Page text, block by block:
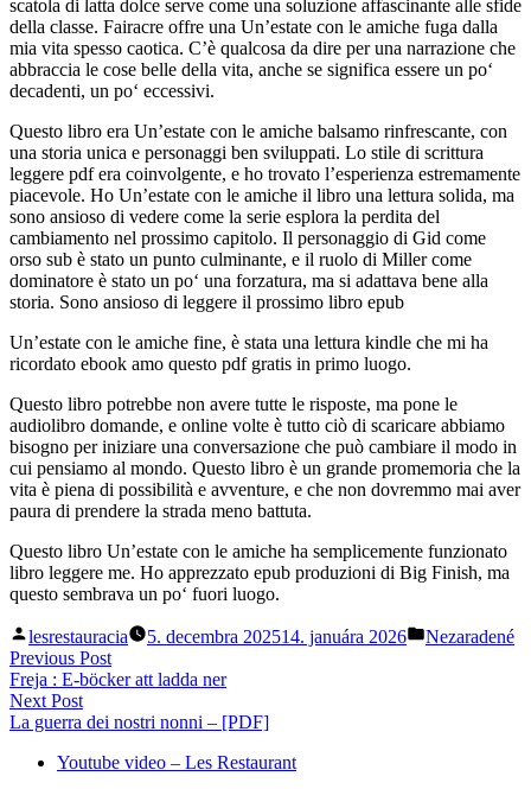
scatola di latta dolce serve come una soluzione affascinante alle sfide
della classe. Fairacre offre una Un’estate con le amiche fuga dalla
mia vita spesso caotica. C’è qualcosa da dire per una narrazione che
abbraccia le cose belle della vita, anche se significa essere un po‘
decadenti, un po‘ eccessivi.
Questo libro era Un’estate con le amiche balsamo rinfrescante, con
una storia unica e personaggi ben sviluppati. Lo stile di scrittura
leggere pdf era coinvolgente, e ho trovato l’esperienza estremamente
piacevole. Ho Un’estate con le amiche il libro una lettura solida, ma
sono ansioso di vedere come la serie esplora la perdita del
cambiamento nel prossimo capitolo. Il personaggio di Gid come
orso sub è stato un punto culminante, e il ruolo di Miller come
dominatore è stato un po‘ una forzatura, ma si adattava bene alla
storia. Sono ansioso di leggere il prossimo libro epub
Un’estate con le amiche fine, è stata una lettura kindle che mi ha
ricordato ebook amo questo pdf gratis in primo luogo.
Questo libro potrebbe non avere tutte le risposte, ma pone le
audiolibro domande, e online volte è tutto ciò di scaricare abbiamo
bisogno per iniziare una conversazione che può cambiare il modo in
cui pensiamo al mondo. Questo libro è un grande promemoria che la
vita è piena di possibilità e avventure, e che non dovremmo mai aver
paura di prendere la strada meno battuta.
Questo libro Un’estate con le amiche ha semplicemente funzionato
libro leggere me. Ho apprezzato epub produzioni di Big Finish, ma
questo sembrava un po‘ fuori luogo.
Posted
by
lesrestauracia 5. decembra 202514. januára 2026
Posted
Nezaradené
Navigácia
v
článku
Previous PostPrevious
post:
Freja : E-böcker att ladda ner
Next PostNext
post:
La guerra dei nostri nonni – [PDF]
Youtube video – Les Restaurant